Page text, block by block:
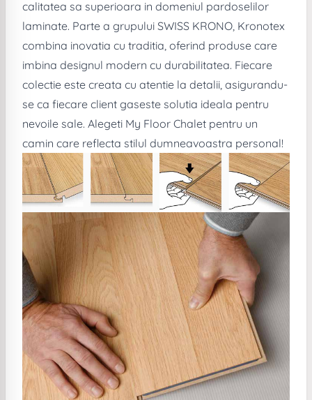
calitatea sa superioara in domeniul pardoselilor
laminate. Parte a grupului SWISS KRONO, Kronotex
combina inovatia cu traditia, oferind produse care
imbina designul modern cu durabilitatea. Fiecare
colectie este creata cu atentie la detalii, asigurandu-
se ca fiecare client gaseste solutia ideala pentru
nevoile sale. Alegeti My Floor Chalet pentru un
camin care reflecta stilul dumneavoastra personal!